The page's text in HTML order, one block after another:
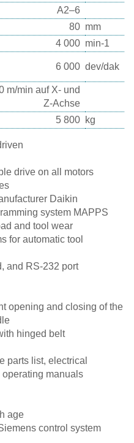
A2–6
80 mm
4 000 min-1
6 000 dev/dak
m/min auf X- und
Z-Achse
5 800 kg
drive on all motors
Daikin
system MAPPS
and tool wear
for automatic tool
and RS-232 port
opening and closing of the
hinged belt
parts list, electrical
manuals
age
control system